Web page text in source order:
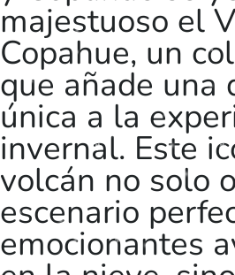
majestuoso el
Copahue, un
que añade una
única a la
invernal. Este
volcán no solo
escenario
emocionantes